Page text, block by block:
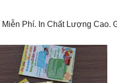
Phí. In Chất Lượng Cao.